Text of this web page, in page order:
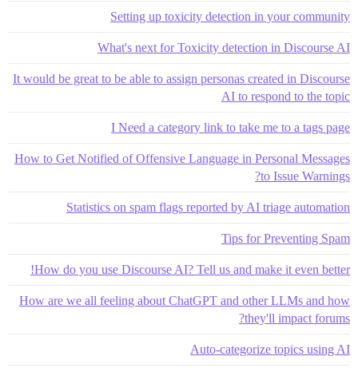
Setting up toxicity detection in your community
What's next for Toxicity detection in Discourse AI
It would be great to be able to assign personas created in Discourse
AI to respond to the topic
I Need a category link to take me to a tags page
How to Get Notified of Offensive Language in Personal Messages
to Issue Warnings?
Statistics on spam flags reported by AI triage automation
Tips for Preventing Spam
How do you use Discourse AI? Tell us and make it even better!
How are we all feeling about ChatGPT and other LLMs and how
they'll impact forums?
Auto-categorize topics using AI